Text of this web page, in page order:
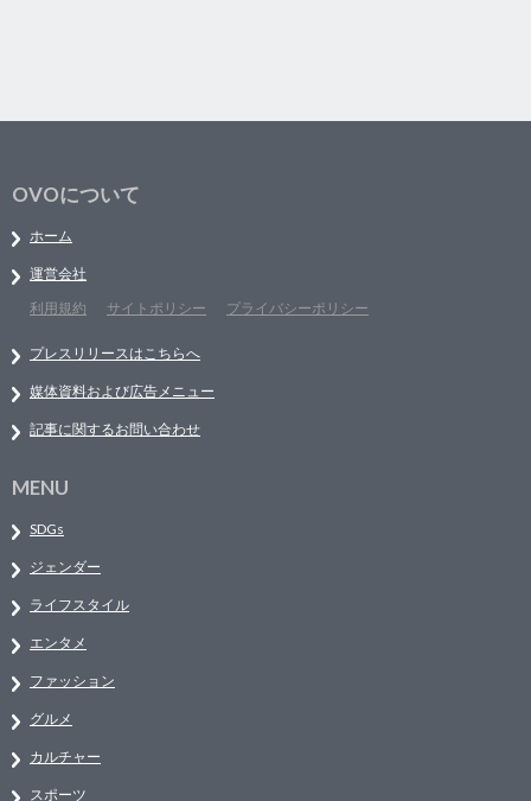
OVOについて
ホーム
運営会社
利用規約
サイトポリシー プライバシーポリシー
プレスリリースはこちらへ
媒体資料および広告メニュー
記事に関するお問い合わせ
MENU
SDGs
ジェンダー
ライフスタイル
エンタメ
ファッション
グルメ
カルチャー
スポーツ